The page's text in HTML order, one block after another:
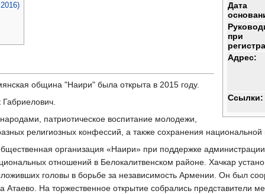
Дата
при
Адрес:
Ссылки:
община "Наири" была открыта в 2015 году.
патриотическое воспитание молодежи,
религиозных конфессий, а также сохранения
организация «Наири» при поддержке
отношений в Белокалитвенском районе. Хачкар
головы в борьбе за независимость Армении. Он был
На торжественное открытие собрались представители